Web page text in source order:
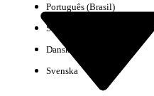
Geen
Português (Brasil)
Suomi
Dansk
Svenska